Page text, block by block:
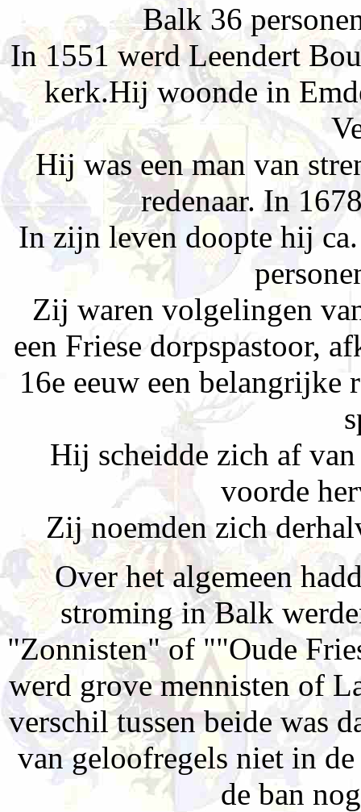
Balk 36
In 1551 werd Leendert
kerk.Hij woonde in
Hij was een man van
redenaar. In
In zijn leven doopte hij
Zij waren volgelingen
een Friese dorpspastoor,
16e eeuw een belangrijke
Hij scheidde zich af
voorde
Zij noemden zich
Over het algemeen
stroming in Balk
"Zonnisten" of ""Oude
werd grove mennisten of
verschil tussen beide was
van geloofregels niet in
de ban